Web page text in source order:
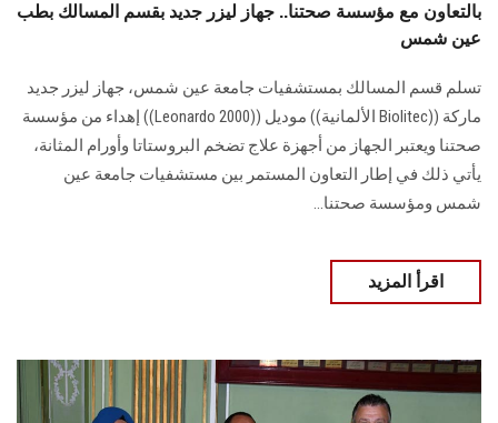
بالتعاون مع مؤسسة صحتنا.. جهاز ليزر جديد بقسم المسالك بطب
عين شمس
تسلم قسم المسالك بمستشفيات جامعة عين شمس، جهاز ليزر جديد
ماركة ((Biolitec الألمانية)) موديل ((Leonardo 2000)) إهداء من مؤسسة
صحتنا ويعتبر الجهاز من أجهزة علاج تضخم البروستاتا وأورام المثانة،
يأتي ذلك في إطار التعاون المستمر بين مستشفيات جامعة عين
شمس ومؤسسة صحتنا...
اقرأ المزيد